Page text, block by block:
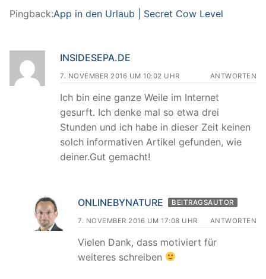
Pingback:App in den Urlaub | Secret Cow Level
INSIDESEPA.DE
7. NOVEMBER 2016 UM 10:02 UHR ANTWORTEN
Ich bin eine ganze Weile im Internet
gesurft. Ich denke mal so etwa drei
Stunden und ich habe in dieser Zeit keinen
solch informativen Artikel gefunden, wie
deiner.Gut gemacht!
ONLINEBYNATURE BEITRAGSAUTOR
7. NOVEMBER 2016 UM 17:08 UHR ANTWORTEN
Vielen Dank, dass motiviert für
weiteres schreiben